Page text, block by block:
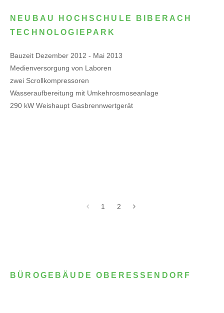
NEUBAU HOCHSCHULE BIBERACH
TECHNOLOGIEPARK
Bauzeit Dezember 2012 - Mai 2013
Medienversorgung von Laboren
zwei Scrollkompressoren
Wasseraufbereitung mit Umkehrosmoseanlage
290 kW Weishaupt Gasbrennwertgerät
1 2
BÜROGEBÄUDE OBERESSENDORF